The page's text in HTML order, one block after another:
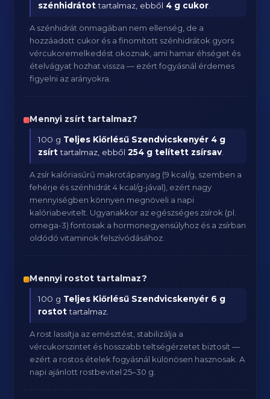
szénhidrátottartalmaz, ebből 4 g cukor
A szénhidrát önmagában nem ellenség, de a
hozzáadott cukor és a finomított szénhidrátok gyors
vércukoremelkedést okoznak, ami hamar éhséget és
ételvágyat hozhat vissza — ezért fogyásnál érdemes
figyelni az arányokra.
Mennyi zsírt tartalmaz?
100 g Teljes Kiőrlésű Szendvicskenyér 4 g
zsírttartalmaz, ebből254 g telített zsírsav
A zsír kalóriasűrű makrotápanyag (9 kcal/g, szemben a
fehérje és szénhidrát 4 kcal/g-jával), ezért nagy
mennyiségben könnyen megnöveli a napi
kalóriabevitelt. Ugyanakkor az egészséges zsírok (pl.
omega-3) fontosak a hormonegyensúlyhoz és a zsírban
oldódó vitaminok felszívódásához.
Mennyi rostot tartalmaz?
100 g Teljes Kiőrlésű Szendvicskenyér 6 g
rostottartalmaz.
A rost lassítja az emésztést, stabilizálja a
vércukorszintet és hosszabb teltségérzetet biztosít —
ezért a rostos ételek fogyásnál különösen hasznosak. A
napi ajánlott rostbevitel 25–30 g.